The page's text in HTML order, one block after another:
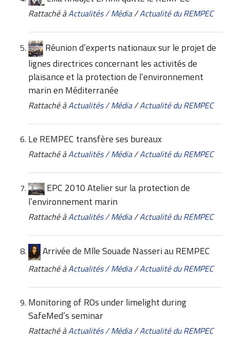
Rattaché àActualités / Média/Actualité du REMPEC
Réunion d’experts nationaux sur le projet de
lignes directrices concernant les activités de
plaisance et la protection de l’environnement
marin en Méditerranée
Rattaché àActualités / Média/Actualité du REMPEC
Le REMPEC transfère ses bureaux
Rattaché àActualités / Média/Actualité du REMPEC
EPC 2010 Atelier sur la protection de
l’environnement marin
Rattaché àActualités / Média/Actualité du REMPEC
Arrivée de Mlle Souade Nasseri au REMPEC
Rattaché àActualités / Média/Actualité du REMPEC
Monitoring of ROs under limelight during
SafeMed’s seminar
Rattaché àActualités / Média/Actualité du REMPEC